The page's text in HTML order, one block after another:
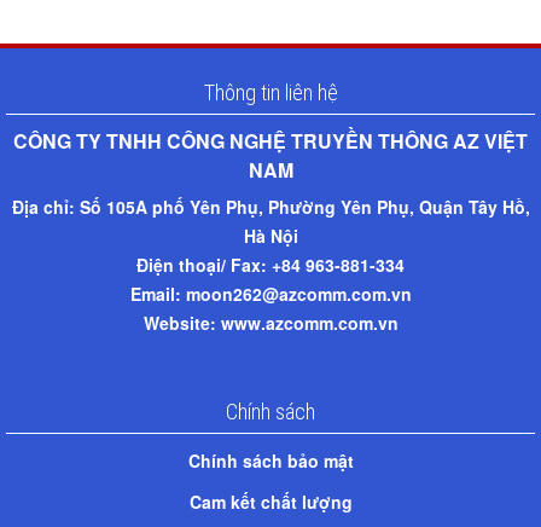
Thông tin liên hệ
CÔNG TY TNHH CÔNG NGHỆ TRUYỀN THÔNG AZ VIỆT
NAM​
Địa chỉ: Số 105A phố Yên Phụ, Phường Yên Phụ, Quận Tây Hồ,
Hà Nội
Điện thoại/ Fax: +84 963-881-334
Email: moon262@azcomm.com.vn
Website: www.azcomm.com.vn
Chính sách
Chính sách bảo mật
Cam kết chất lượng